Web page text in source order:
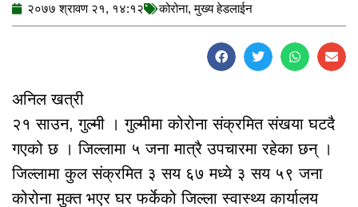
२०७७ श्रावण २१, १४:१२ कोरोना,मुख्य हेडलाईन
अनिल खत्री
२१ साउन, गुल्मी । गुल्मीमा कोरोना संक्रमित संखया घटदै
गएको छ । जिल्लामा ५ जना मात्रै उपचारमा रहेका छन् ।
जिल्लामा कुल संक्रमित ३ सय ६७ मध्ये ३ सय ५९ जना
कोरोना मुक्त भएर घर फर्केको जिल्ला स्वास्थ्य कार्यालय